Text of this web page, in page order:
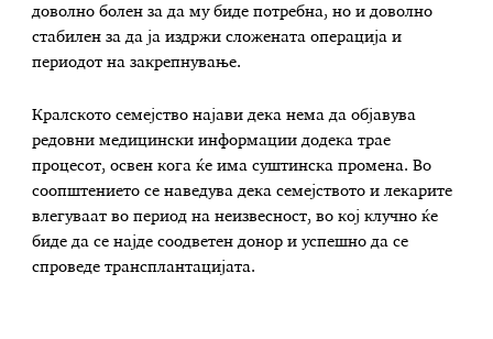
доволно болен за да му биде потребна, но и доволно
стабилен за да ја издржи сложената операција и
периодот на закрепнување.
Кралското семејство најави дека нема да објавува
редовни медицински информации додека трае
процесот, освен кога ќе има суштинска промена. Во
соопштението се наведува дека семејството и лекарите
влегуваат во период на неизвесност, во кој клучно ќе
биде да се најде соодветен донор и успешно да се
спроведе трансплантацијата.